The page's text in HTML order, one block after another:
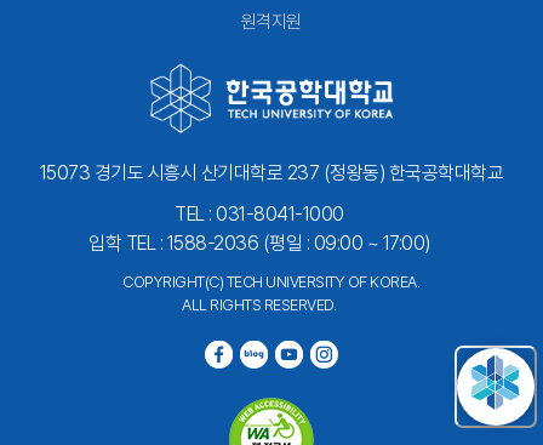
원격지원
15073 경기도 시흥시 산기대학로 237 (정왕동) 한국공학대학교
TEL : 031-8041-1000
입학 TEL : 1588-2036 (평일 : 09:00 ~ 17:00)
COPYRIGHT(C) TECH UNIVERSITY OF KOREA.
ALL RIGHTS RESERVED.